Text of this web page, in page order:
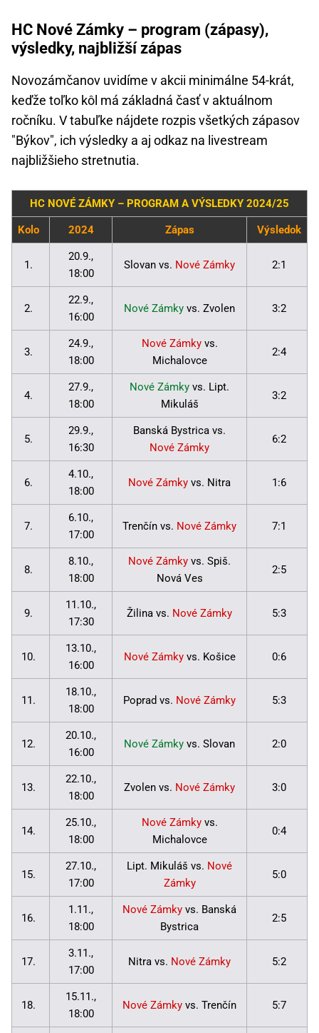
HC Nové Zámky – program (zápasy),
výsledky, najbližší zápas
Novozámčanov uvidíme v akcii minimálne 54-krát,
keďže toľko kôl má základná časť v aktuálnom
ročníku. V tabuľke nájdete rozpis všetkých zápasov
"Býkov", ich výsledky a aj odkaz na livestream
najbližšieho stretnutia.
HC NOVÉ ZÁMKY – PROGRAM A VÝSLEDKY 2024/25
Kolo 2024 Zápas Výsledok
1.
20.9.,
18:00
Slovan vs. Nové Zámky 2:1
2.
22.9.,
16:00
Nové Zámky vs. Zvolen 3:2
3.
24.9.,
18:00
Nové Zámkyvs.
Michalovce
2:4
4.
27.9.,
18:00
Nové Zámky vs. Lipt.
Mikuláš
3:2
5.
29.9.,
16:30
Banská Bystrica vs.
Nové Zámky
6:2
6.
4.10.,
18:00
Nové Zámky vs. Nitra 1:6
7.
6.10.,
17:00
Trenčín vs. Nové Zámky 7:1
8.
8.10.,
18:00
Nové Zámky vs. Spiš.
Nová Ves
2:5
9.
11.10.,
17:30
Žilina vs. Nové Zámky 5:3
10.
13.10.,
16:00
Nové Zámkyvs. Košice 0:6
11.
18.10.,
18:00
Poprad vs. Nové Zámky 5:3
12.
20.10.,
16:00
Nové Zámky vs. Slovan 2:0
13.
22.10.,
18:00
Zvolen vs. Nové Zámky 3:0
14.
25.10.,
18:00
Nové Zámkyvs.
Michalovce
0:4
15.
27.10.,
17:00
Lipt. Mikuláš vs. Nové
Zámky
5:0
16.
1.11.,
18:00
Nové Zámky vs. Banská
Bystrica
2:5
17.
3.11.,
17:00
Nitra vs. Nové Zámky 5:2
18.
15.11.,
18:00
Nové Zámky vs. Trenčín 5:7